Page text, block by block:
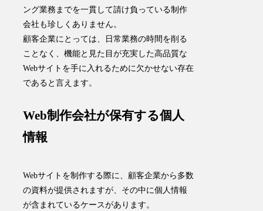
ング業務までを一貫して請け負っている制作
会社も珍しくありません。
顧客企業にとっては、日常業務の時間を削る
ことなく、機能と見た目が充実した高品質な
Webサイトを手に入れるために欠かせない存在
であると言えます。
Web制作会社が保有する個人
情報
Webサイトを制作する際に、顧客企業から多数
の資料が提供されますが、その中に個人情報
が含まれているケースがあります。